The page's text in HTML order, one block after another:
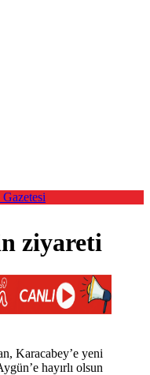
ziyareti
Karacabey’e yeni
hayırlı olsun